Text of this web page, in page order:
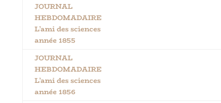
JOURNAL
HEBDOMADAIRE
L’ami des sciences
année 1855
JOURNAL
HEBDOMADAIRE
L’ami des sciences
année 1856